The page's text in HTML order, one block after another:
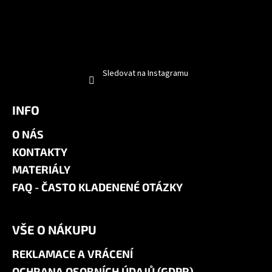
Sledovat na Instagramu
INFO
O NÁS
KONTAKTY
MATERIÁLY
FAQ - ČASTO KLADENENÉ OTÁZKY
VŠE O NÁKUPU
REKLAMACE A VRÁCENÍ